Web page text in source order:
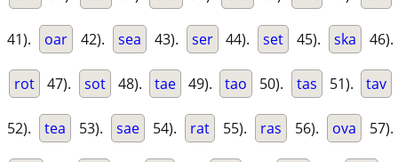
41). oar 42). sea 43). ser 44). set 45). ska 46).
rot 47). sot 48). tae 49). tao 50). tas 51). tav
52). tea 53). sae 54). rat 55). ras 56). ova 57).